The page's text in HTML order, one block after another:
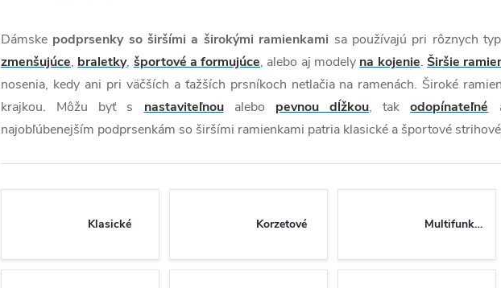
Dámske podprsenky so širšími a širokými ramienkami sa používajú pri rôznych
zmenšujúce, braletky, športové a formujúce, alebo aj modely na kojenie. Širšie
nosenia, kedy ani pri väčších a ťažších prsníkoch netlačia na ramenách. Široké
krajkou. Môžu byť s nastaviteľnoualebo pevnou dĺžkou, takodopínateľné
najobľúbenejším podprsenkám so širšími ramienkami patria klasické a športové
Klasické Korzetové Multifunkčné